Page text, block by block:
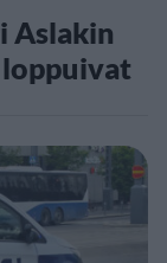
Aslakin